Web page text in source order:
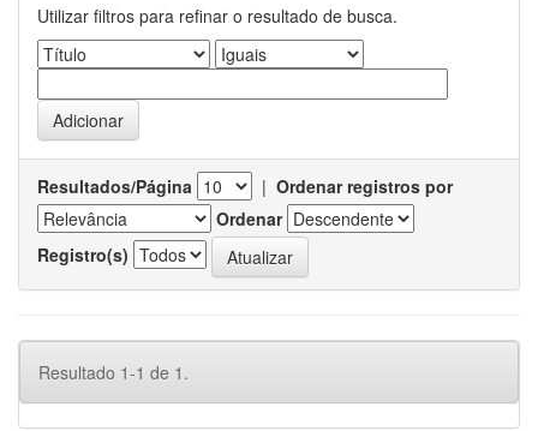
Utilizar filtros para refinar o resultado de busca.
Resultados/Página | Ordenar registros por
Ordenar
Registro(s)
Resultado 1-1 de 1.